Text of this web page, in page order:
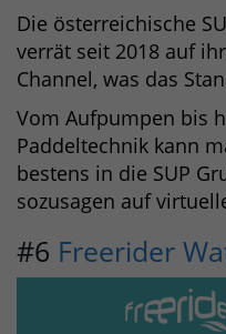
Die österreichische
verrät seit 2018 auf
Channel, was das
Vom Aufpumpen bis
Paddeltechnik kann
bestens in die SUP
sozusagen auf
#6 Freerider